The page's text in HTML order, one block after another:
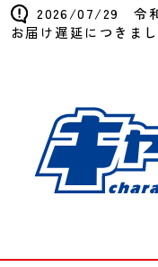
2026/07/29 令和
お届け遅延につきま